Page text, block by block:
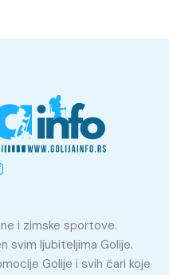
i zimske sportove.
svim ljubiteljima Golije.
Golije i svih čari koje